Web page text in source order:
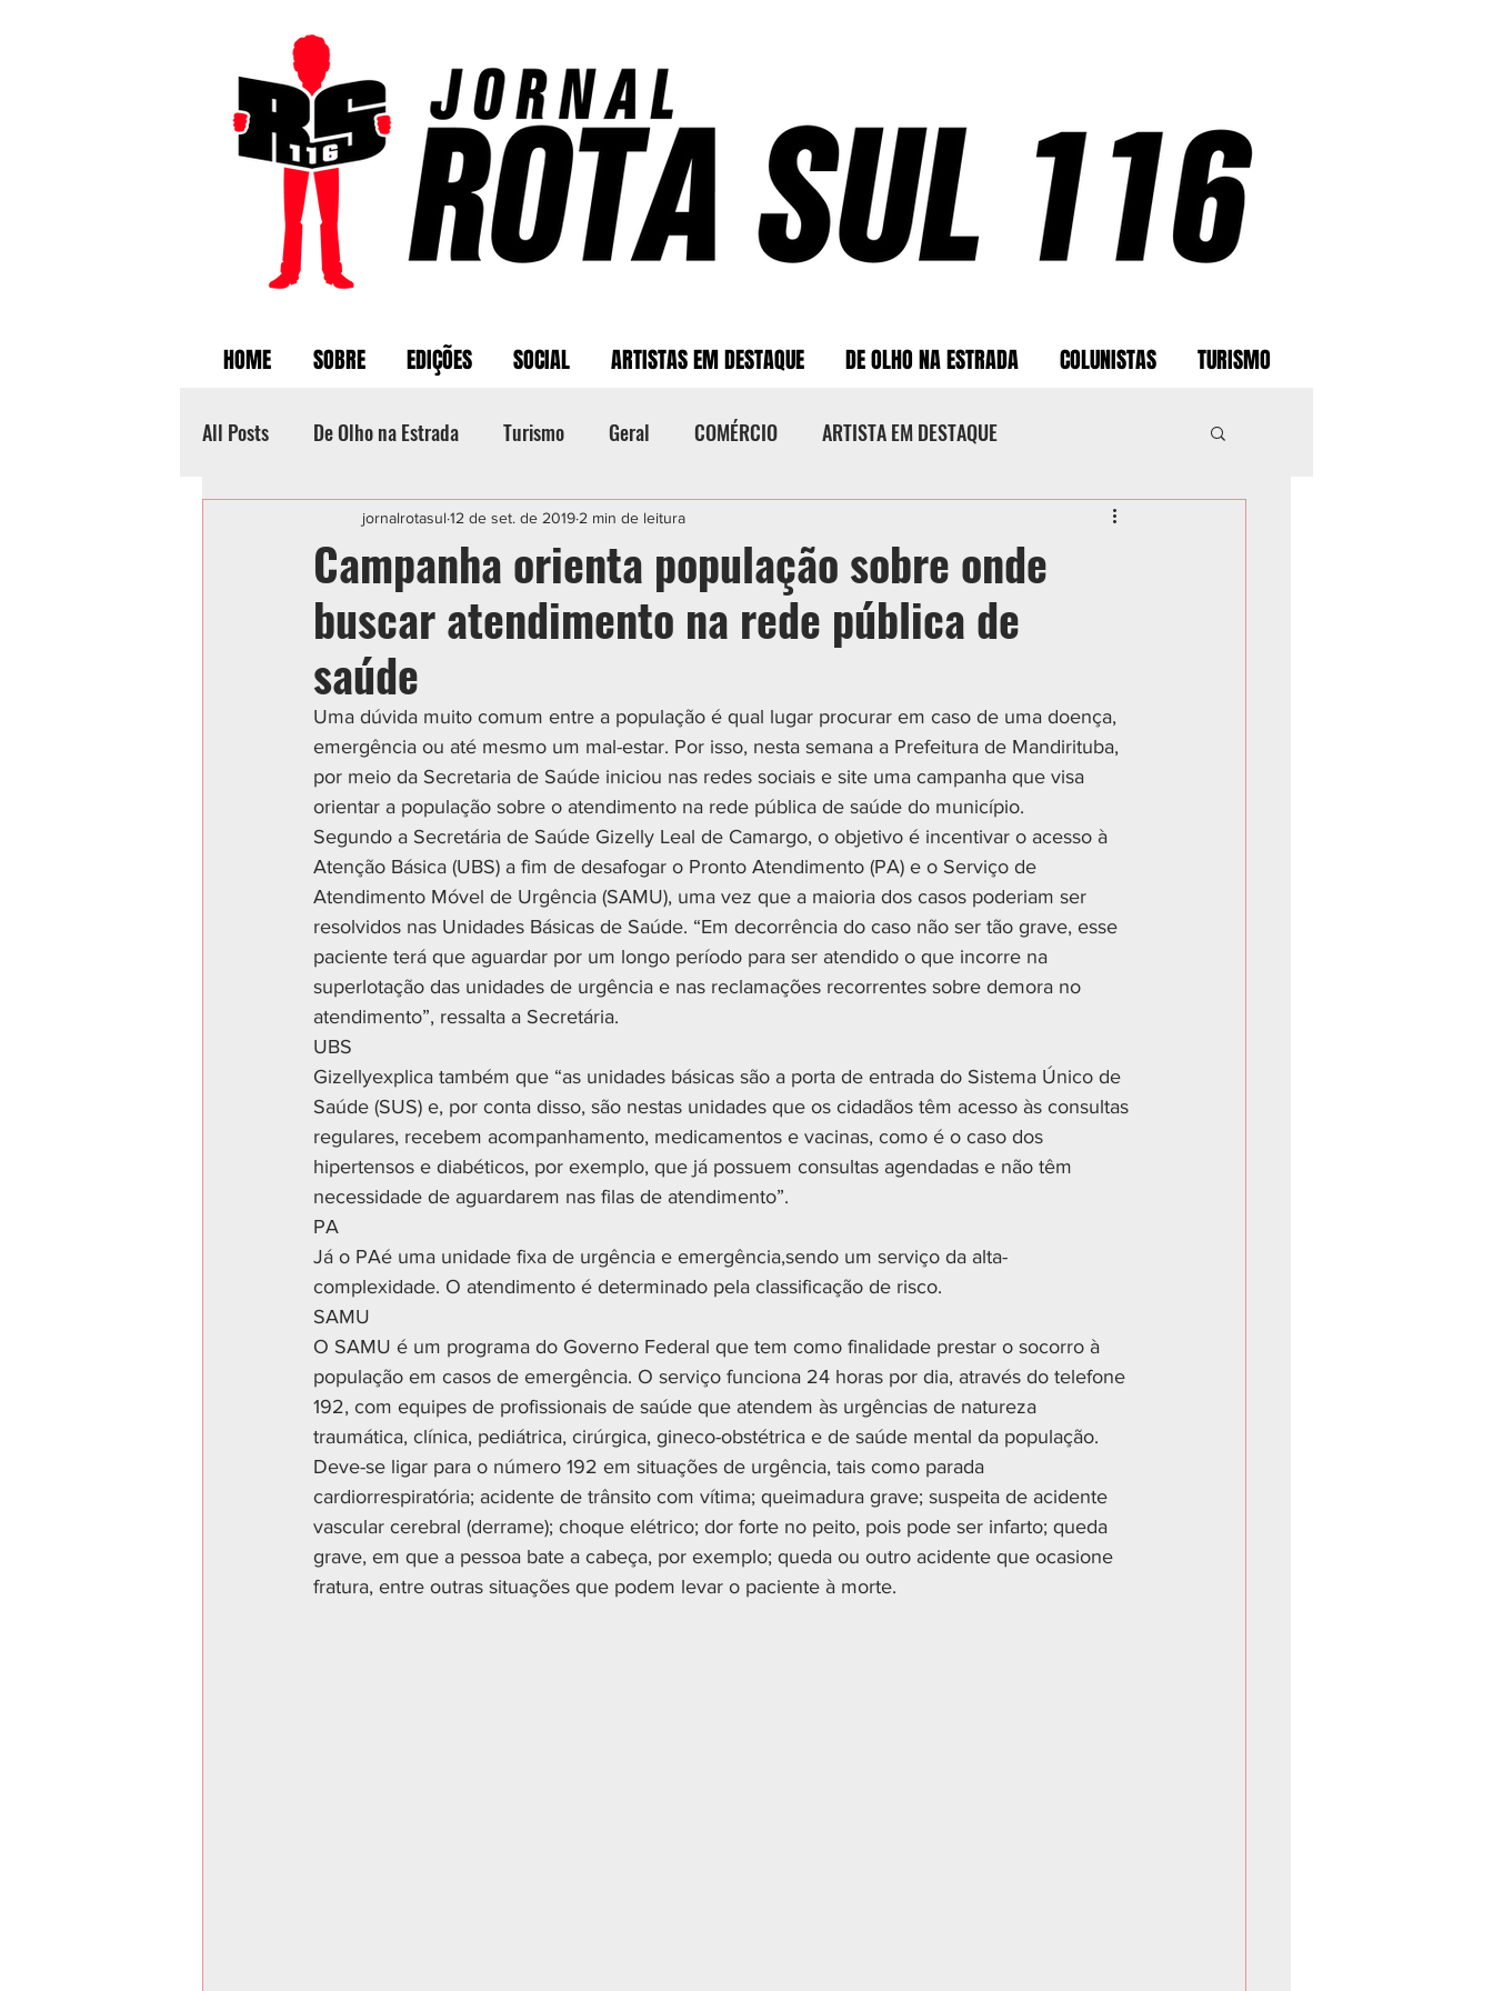
HOME SOBRE EDIÇÕES SOCIAL ARTISTAS EM DESTAQUE DE OLHO NA ESTRADA COLUNISTAS TURISMO
All Posts De Olho na Estrada Turismo Geral COMÉRCIO ARTISTA EM DESTAQUE
Categoria sem título POLICIAL ESPORTE CIDADES
Campanha orienta população sobre onde
buscar atendimento na rede pública de
saúde
jornalrotasul 12 de set. de 2019 2 min de leitura
Uma dúvida muito comum entre a população é qual lugar procurar em caso de uma doença,
emergência ou até mesmo um mal-estar. Por isso, nesta semana a Prefeitura de Mandirituba,
por meio da Secretaria de Saúde iniciou nas redes sociais e site uma campanha que visa
orientar a população sobre o atendimento na rede pública de saúde do município.
Segundo a Secretária de Saúde Gizelly Leal de Camargo, o objetivo é incentivar o acesso à
Atenção Básica (UBS) a fim de desafogar o Pronto Atendimento (PA) e o Serviço de
Atendimento Móvel de Urgência (SAMU), uma vez que a maioria dos casos poderiam ser
resolvidos nas Unidades Básicas de Saúde. “Em decorrência do caso não ser tão grave, esse
paciente terá que aguardar por um longo período para ser atendido o que incorre na
superlotação das unidades de urgência e nas reclamações recorrentes sobre demora no
atendimento”, ressalta a Secretária.
UBS
Gizellyexplica também que “as unidades básicas são a porta de entrada do Sistema Único de
Saúde (SUS) e, por conta disso, são nestas unidades que os cidadãos têm acesso às consultas
regulares, recebem acompanhamento, medicamentos e vacinas, como é o caso dos
hipertensos e diabéticos, por exemplo, que já possuem consultas agendadas e não têm
necessidade de aguardarem nas filas de atendimento”.
PA
Já o PAé uma unidade fixa de urgência e emergência,sendo um serviço da alta-
complexidade. O atendimento é determinado pela classificação de risco.
SAMU
O SAMU é um programa do Governo Federal que tem como finalidade prestar o socorro à
população em casos de emergência. O serviço funciona 24 horas por dia, através do telefone
192, com equipes de profissionais de saúde que atendem às urgências de natureza
traumática, clínica, pediátrica, cirúrgica, gineco-obstétrica e de saúde mental da população.
Deve-se ligar para o número 192 em situações de urgência, tais como parada
cardiorrespiratória; acidente de trânsito com vítima; queimadura grave; suspeita de acidente
vascular cerebral (derrame); choque elétrico; dor forte no peito, pois pode ser infarto; queda
grave, em que a pessoa bate a cabeça, por exemplo; queda ou outro acidente que ocasione
fratura, entre outras situações que podem levar o paciente à morte.